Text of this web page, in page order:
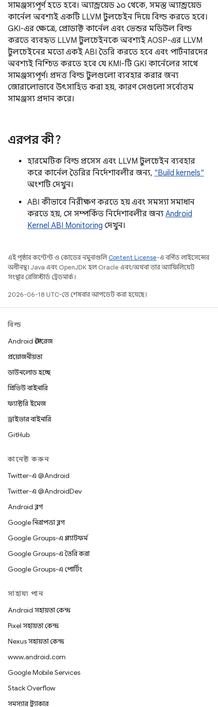
সামঞ্জস্যপূর্ণ হতে হবে। অ্যান্ড্রয়েড ১০ থেকে, সমস্ত অ্যান্ড্রয়েড
কার্নেল অবশ্যই একটি LLVM টুলচেইন দিয়ে বিল্ড করতে হবে।
GKI-এর ক্ষেত্রে, প্রোডাক্ট কার্নেল এবং ভেন্ডর মডিউল বিল্ড
করতে ব্যবহৃত LLVM টুলচেইনকে অবশ্যই AOSP-এর LLVM
টুলচেইনের মতো একই ABI তৈরি করতে হবে এবং পার্টনারদের
অবশ্যই নিশ্চিত করতে হবে যে KMI-টি GKI কার্নেলের সাথে
সামঞ্জস্যপূর্ণ। প্রদত্ত বিল্ড টুলগুলো ব্যবহার করার জন্য
জোরালোভাবে উৎসাহিত করা হয়, কারণ সেগুলো সর্বোত্তম
সামঞ্জস্য প্রদান করে।
এরপর কী?
হারমেটিক বিল্ড প্রসেস এবং LLVM টুলচেইন ব্যবহার
করে কার্নেল তৈরির নির্দেশাবলীর জন্য, "Build kernels"
অংশটি দেখুন।
ABI কীভাবে নিরীক্ষণ করতে হয় এবং সমস্যা সমাধান
করতে হয়, সে সম্পর্কিত নির্দেশাবলীর জন্য Android
Kernel ABI Monitoring দেখুন।
এই পৃষ্ঠার কন্টেন্ট ও কোডের নমুনাগুলিContent License-এ বর্ণিত লাইসেন্সের
অধীনস্থ। Java এবং OpenJDK হল Oracle এবং/অথবা তার অ্যাফিলিয়েট
সংস্থার রেজিস্টার্ড ট্রেডমার্ক।
2026-06-18 UTC-তে শেষবার আপডেট করা হয়েছে।
বিল্ড
Android স্টোরেজ
প্রয়োজনীয়তা
ডাউনলোড হচ্ছে
প্রিভিউ বাইনারি
ফ্যাক্টরি ইমেজ
ড্রাইভার বাইনারি
GitHub
কানেক্ট করুন
Twitter-এ @Android
Twitter-এ @AndroidDev
Android ব্লগ
Google নিরাপত্তা ব্লগ
Google Groups-এ প্ল্যাটফর্ম
Google Groups-এ তৈরি করা
Google Groups-এ পোর্টিং
সাহায্য পান
Android সহায়তা কেন্দ্র
Pixel সহায়তা কেন্দ্র
Nexus সহায়তা কেন্দ্র
www.android.com
Google Mobile Services
Stack Overflow
সমস্যার ট্র্যাকার